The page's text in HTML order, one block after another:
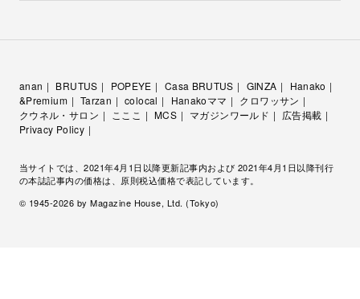
anan BRUTUS POPEYE Casa BRUTUS GINZA
Hanako
&Premium
Tarzan colocal Hanakoママ
クロワッサン
クウネル・サロン
こここ MCS マガジンワールド
広告掲載
Privacy Policy
当サイトでは、2021年4月1日以降更新記事内および 2021年4月1日以降刊行
の本誌記事内の価格は、原則税込価格で表記しています。
© 1945-2026 by Magazine House, Ltd. (Tokyo)